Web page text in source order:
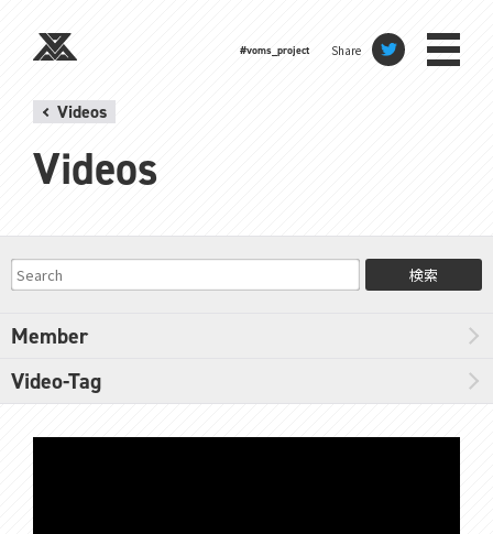
#voms_project Share
Videos
Videos
検索
Member
Video-Tag